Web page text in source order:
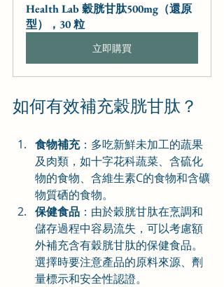
Health Lab 穀胱甘肽500mg（還原
型），30 粒
立即購買
如何有效補充穀胱甘肽？
食物補充：多吃新鮮未加工的蔬果
及肉類，如十字花科蔬菜、含硫化
物的食物、含維生素C的食物和含礦
物質硒的食物。
保健食品 ：由於穀胱甘肽在烹調和
儲存過程中容易流失，可以考慮額
外補充含有穀胱甘肽的保健食品。
選擇時要注意產品的原料來源、劑
量標示和安全性認證。